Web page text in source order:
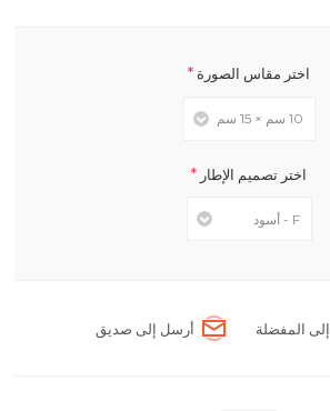
اختر مقاس الصورة *
اختر تصميم الإطار *
المفضلة أرسل إلى صديق